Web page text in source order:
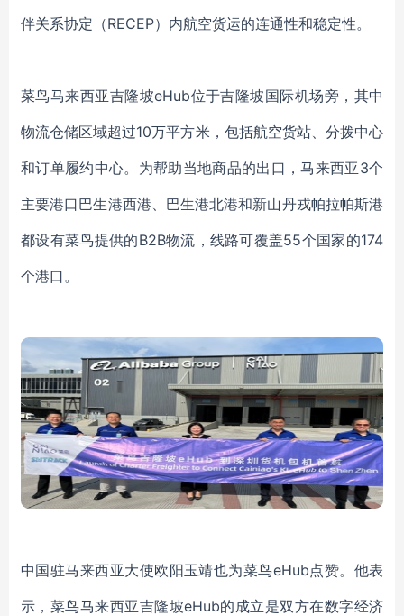
伴关系协定（RECEP）内航空货运的连通性和稳定性。
菜鸟马来西亚吉隆坡eHub位于吉隆坡国际机场旁，其中
物流仓储区域超过10万平方米，包括航空货站、分拨中心
和订单履约中心。为帮助当地商品的出口，马来西亚3个
主要港口巴生港西港、巴生港北港和新山丹戎帕拉帕斯港
都设有菜鸟提供的B2B物流，线路可覆盖55个国家的174
个港口。
中国驻马来西亚大使欧阳玉靖也为菜鸟eHub点赞。他表
示，菜鸟马来西亚吉隆坡eHub的成立是双方在数字经济